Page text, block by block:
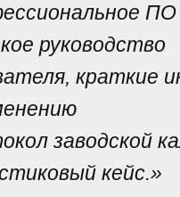
ПО
руководство
краткие
заводской
кейс.»